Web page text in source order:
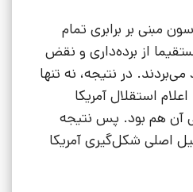
مبنی بر برابری تمام
از برده‌داری و نقض
در نتیجه، نه تنها
استقلال آمریکا
آن هم بود. پس نتیجه
اصلی شکل‌گیری آمریکا